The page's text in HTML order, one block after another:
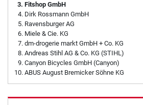
Fitshop GmbH
Dirk Rossmann GmbH
Ravensburger AG
Miele & Cie. KG
dm-drogerie markt GmbH + Co. KG
Andreas Stihl AG & Co. KG (STIHL)
Canyon Bicycles GmbH (Canyon)
ABUS August Bremicker Söhne KG